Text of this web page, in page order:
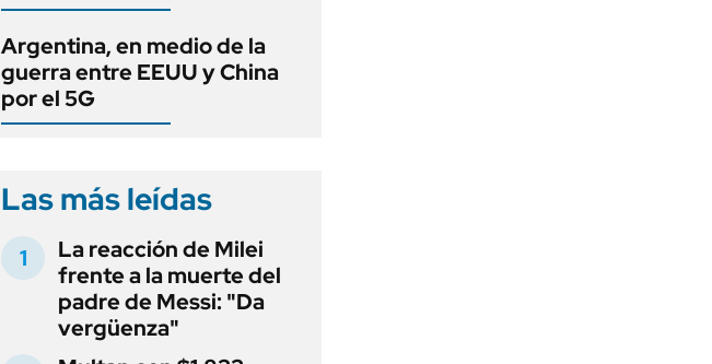
Argentina, en medio de la
guerra entre EEUU y China
por el 5G
Las más leídas
La reacción de Milei
frente a la muerte del
padre de Messi: "Da
vergüenza"